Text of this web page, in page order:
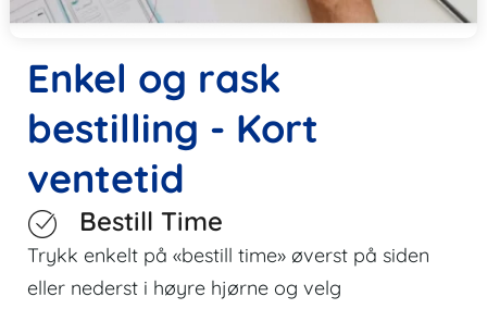
Enkel og rask
bestilling - Kort
ventetid
Bestill Time
Trykk enkelt på «bestill time» øverst på siden
eller nederst i høyre hjørne og velg